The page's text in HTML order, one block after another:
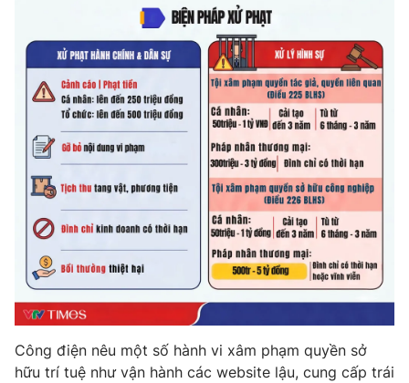
Infographic
Video Shorts video
VTV Money VTV Thể thao
VTV Sức khoẻ Bất động sản
Thị trường 24h Tấm lòng Việt
VTV4 Vươn mình bằng AI
VTV9 VTV8
Công điện nêu một số hành vi xâm phạm quyền sở
hữu trí tuệ như vận hành các website lậu, cung cấp trái